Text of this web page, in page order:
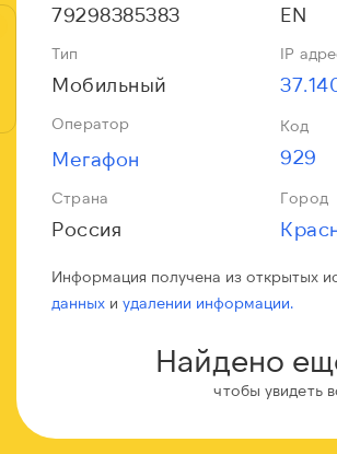
79298385383 EN
Тип
Мобильный
IP
Оператор
Мегафон
Код
929
Страна
Россия
Город
Информация получена из открытых
данных иудалении информации.
Найдено
чтобы увидеть